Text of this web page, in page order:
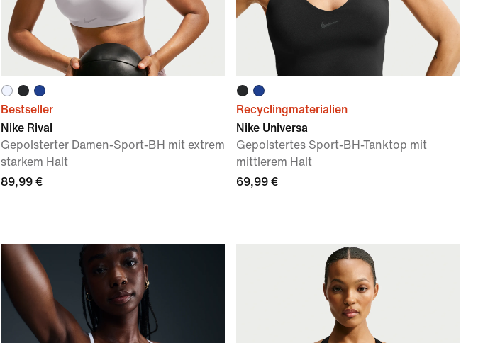
Bestseller
Nike Rival
Gepolsterter Damen-Sport-BH mit extrem
starkem Halt
89,99 €
Recyclingmaterialien
Nike Universa
Gepolstertes Sport-BH-Tanktop mit
mittlerem Halt
69,99 €